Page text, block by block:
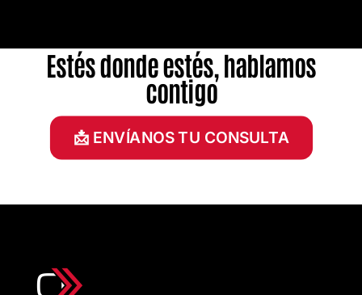
Estés donde estés, hablamos
contigo
📩 ENVÍANOS TU CONSULTA